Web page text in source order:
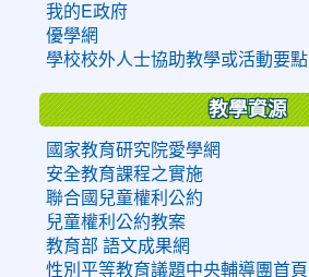
我的E政府
優學網
學校校外人士協助教學或活動要點
教學資源
國家教育研究院愛學網
安全教育課程之實施
聯合國兒童權利公約
兒童權利公約教案
教育部 語文成果網
性別平等教育議題中央輔導團首頁